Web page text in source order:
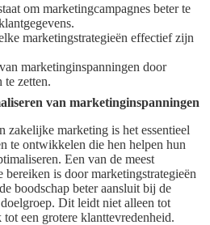
om marketingcampagnes beter te
marketingstrategieën effectief zijn
marketinginspanningen door
zetten.
van marketinginspanningen
zakelijke marketing is het essentieel
te ontwikkelen die hen helpen hun
Een van de meest
is door marketingstrategieën
boodschap beter aansluit bij de
Dit leidt niet alleen tot
een grotere klanttevredenheid.